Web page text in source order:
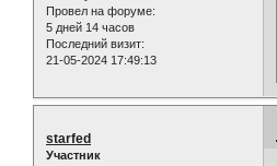
Провел на форуме:
5 дней 14 часов
Последний визит:
21-05-2024 17:49:13
starfed
Участник